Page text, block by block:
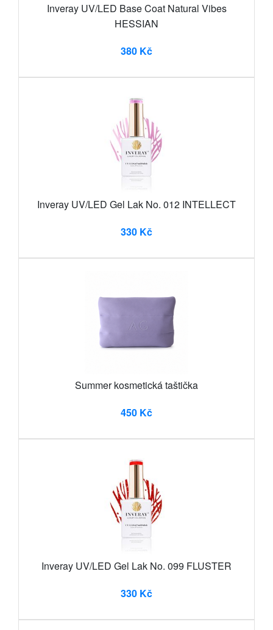
Inveray UV/LED Base Coat Natural Vibes
HESSIAN
380 Kč
Inveray UV/LED Gel Lak No. 012 INTELLECT
330 Kč
Summer kosmetická taštička
450 Kč
Inveray UV/LED Gel Lak No. 099 FLUSTER
330 Kč